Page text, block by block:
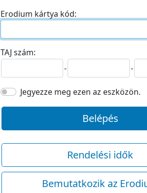
Erodium kártya kód:
TAJ szám:
-
-
Jegyezze meg ezen az eszközön.
Belépés
Rendelési idők
Bemutatkozik az